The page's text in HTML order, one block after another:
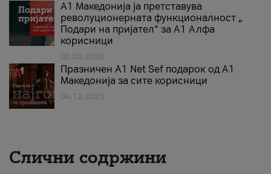
А1 Македонија ја претставува
револуционерната функционалност „
Подари на пријател“ за А1 Алфа
корисници
02.02.2026
Празничен A1 Net Sеf подарок од А1
Македонија за сите корисници
04.12.2025
Слични содржини